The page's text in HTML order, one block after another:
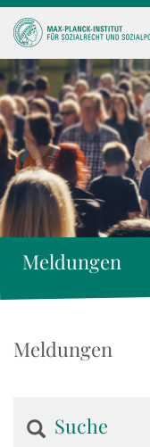
Meldungen
Meldungen
Suche